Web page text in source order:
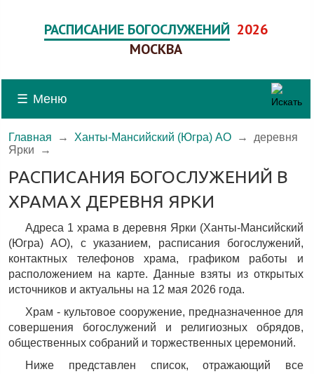
РАСПИСАНИЕ БОГОСЛУЖЕНИЙ 2026
МОСКВА
☰ Меню
Главная → Ханты-Мансийский (Югра) АО →
деревня
Ярки →
РАСПИСАНИЯ БОГОСЛУЖЕНИЙ В
ХРАМАХ ДЕРЕВНЯ ЯРКИ
Адреса 1 храма в деревня Ярки (Ханты-Мансийский
(Югра) АО), c указанием, расписания богослужений,
контактных телефонов храма, графиком работы и
расположением на карте. Данные взяты из открытых
источников и актуальны на 12 мая 2026 года.
Храм - культовое сооружение, предназначенное для
совершения богослужений и религиозных обрядов,
общественных собраний и торжественных церемоний.
Ниже представлен список, отражающий все